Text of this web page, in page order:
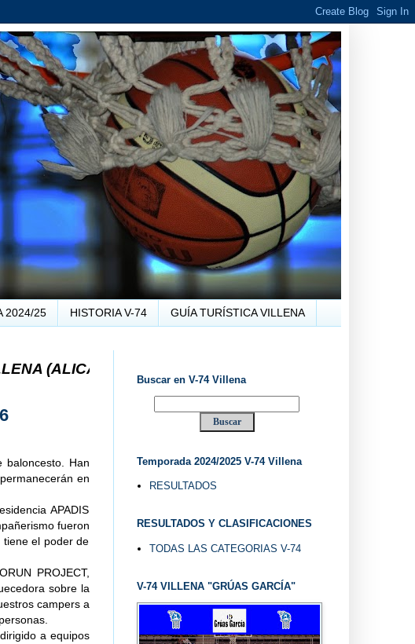
2024/25 HISTORIA V-74 GUÍA TURÍSTICA VILLENA
... V-74 VILLENA DESDE 1.974 ... EL "UVE" ...
baloncesto. Han
en
APADIS
fueron
tiene el poder de
PROJECT,
sobre la
campers a
a equipos
Buscar en V-74 Villena
Temporada 2024/2025 V-74 Villena
RESULTADOS
RESULTADOS Y CLASIFICACIONES
TODAS LAS CATEGORIAS V-74
V-74 VILLENA "GRÚAS GARCÍA"